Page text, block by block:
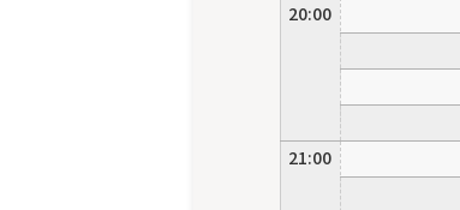
20:00
21:00